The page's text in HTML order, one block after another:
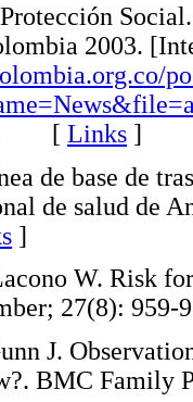
2003.
[ Links ]
de base de
de salud de
]
W. Risk
27(8):
J.
BMC